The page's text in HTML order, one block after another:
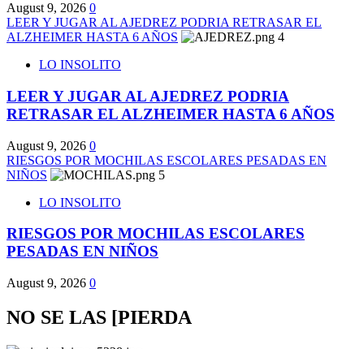
August 9, 2026 0
LEER Y JUGAR AL AJEDREZ PODRIA RETRASAR EL
ALZHEIMER HASTA 6 AÑOS
4
LO INSOLITO
LEER Y JUGAR AL AJEDREZ PODRIA
RETRASAR EL ALZHEIMER HASTA 6 AÑOS
August 9, 2026 0
RIESGOS POR MOCHILAS ESCOLARES PESADAS EN
NIÑOS
5
LO INSOLITO
RIESGOS POR MOCHILAS ESCOLARES
PESADAS EN NIÑOS
August 9, 2026 0
NO SE LAS [PIERDA